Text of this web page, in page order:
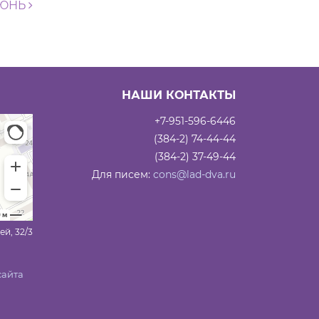
32/3
НАШИ КОНТАКТЫ
+7-951-596-6446
(384-2) 74-44-44
(384-2) 37-49-44
Для писем: cons@lad-dva.ru